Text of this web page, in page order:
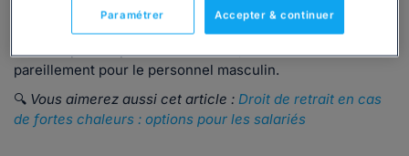
La restriction à la liberté de se vêtir ne doit cependant pas
arbitraire, nidiscriminatoire. Si le port du short est
pareillement pour le personnel masculin.
🔍 Vous aimerez aussi cet article : Droit de retrait en cas
de fortes chaleurs : options pour les salariés
Accepter & continuer
Paramétrer